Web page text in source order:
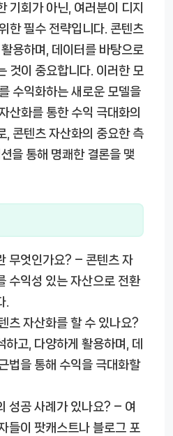
기회가 아닌, 여러분이 디지
한 필수 전략입니다. 콘텐츠
용하며, 데이터를 바탕으로
것이 중요합니다. 이러한 모
수익화하는 새로운 모델을
산화를 통한 수익 극대화의
, 콘텐츠 자산화의 중요한 측
을 통해 명쾌한 결론을 맺
무엇인가요? – 콘텐츠 자
수익성 있는 자산으로 전환
.
츠 자산화를 할 수 있나요?
고, 다양하게 활용하며, 데
법을 통해 수익을 극대화할
성공 사례가 있나요? – 여
들이 팟캐스트나 블로그 포